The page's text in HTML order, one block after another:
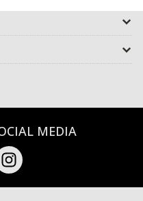
MEDIA